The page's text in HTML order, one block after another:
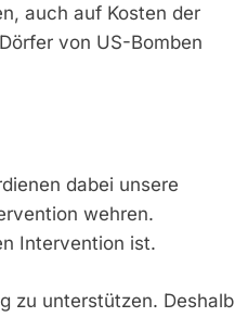
auch auf Kosten der
von US-Bomben
dabei unsere
wehren.
Intervention ist.
zu unterstützen. Deshalb